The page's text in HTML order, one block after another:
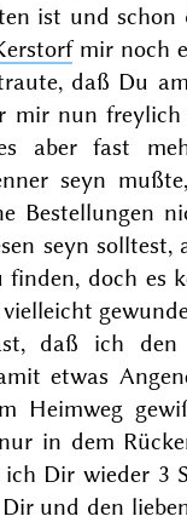
ist und
mir noch
daß Du am
mir nun
aber fast
seyn
Bestellungen
seyn
finden, doch es
daß ich den
etwas
Heimweg
in dem
Dir wieder 3
und den